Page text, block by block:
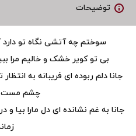
توضیحات
سوختم چه آتشی نگاه تو دارد
بی تو کویر خشک و خالیم مرا
جانا دلم ربوده ای فریبانه به
چشم مست و
جانا به غم نشانده ای دل مارا بیا و